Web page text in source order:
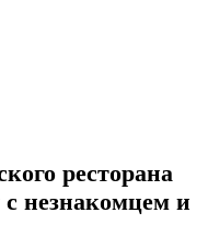
ресторана
с незнакомцем и